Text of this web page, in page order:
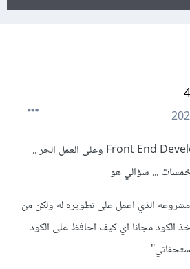
انا جديد في مجال Front End Developer وعلى العمل الحر ..
... سؤالي هو
الذي اعمل على تطويره له ولكن من
الكود مجانا اي كيف احافظ على الكود